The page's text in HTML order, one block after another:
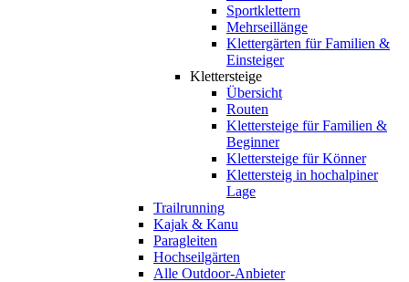
Sportklettern
Mehrseillänge
Klettergärten für Familien &
Einsteiger
Klettersteige
Übersicht
Routen
Klettersteige für Familien &
Beginner
Klettersteige für Könner
Klettersteig in hochalpiner
Lage
Trailrunning
Kajak & Kanu
Paragleiten
Hochseilgärten
Alle Outdoor-Anbieter